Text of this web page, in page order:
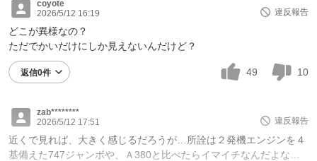
coyote
2026/5/12 16:19
違反報告
どこが異様なの？
ただでかいだけにしか見えないんだけど？
返信0件 49 10
zab********
2026/5/12 17:51
違反報告
近くで見れば、大きく感じるだろうが…所詮は２発機エンジンを４
基備えた747ジャンボや、Ａ380と比べたらイマイチなんだよな…